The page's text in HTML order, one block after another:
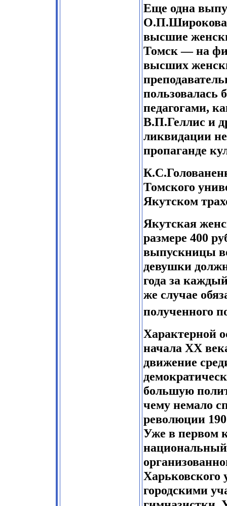
Еще одна
О.П.Широкова
высшие
Томск — на
высших
пользовалась
педагогами,
В.П.Геллис и
ликвидации
пропаганде
Томского
Якутском
Якутская
размере 400
выпускницы
девушки
года за
же случае
полученного
Характерной
начала ХХ
движение
большую
чему немало
революции
Уже в первом
Харьковского
городскими